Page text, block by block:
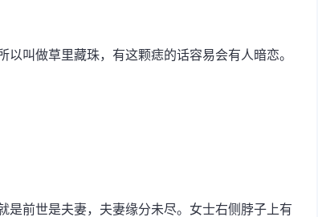
叫做草里藏珠，有这颗痣的话容易会有人暗恋。
是前世是夫妻，夫妻缘分未尽。女士右侧脖子上有